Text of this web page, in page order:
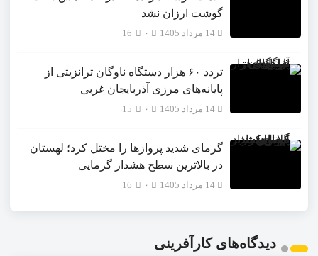
گوشت ارزان نشد
14 مرداد 1405 16
تردد ۶۰ هزار دستگاه ناوگان ترانزیتی از
پایانه‌های مرزی آذربایجان ‌غربی
14 مرداد 1405 15
گرمای شدید پروازها را مختل کرد؛ لهستان
در بالاترین سطح هشدار گرمایی
14 مرداد 1405 16
دیدگاه‌های کارآفرینی